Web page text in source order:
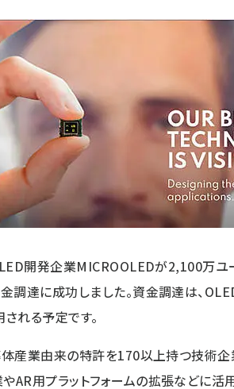
開発企業MICROOLEDが2,100万ユ
調達に成功しました。資金調達は、
れる予定です。
産業由来の特許を170以上持つ技術企
AR用プラットフォームの拡張などに活